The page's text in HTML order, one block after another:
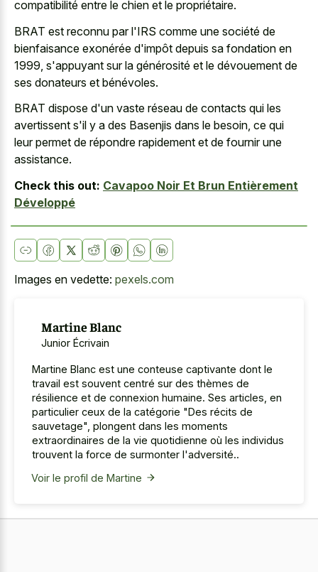
compatibilité entre le chien et le propriétaire.
BRAT est reconnu par l'IRS comme une société de
bienfaisance exonérée d'impôt depuis sa fondation en
1999, s'appuyant sur la générosité et le dévouement de
ses donateurs et bénévoles.
BRAT dispose d'un vaste réseau de contacts qui les
avertissent s'il y a des Basenjis dans le besoin, ce qui
leur permet de répondre rapidement et de fournir une
assistance.
Check this out: Cavapoo Noir Et Brun Entièrement
Développé
Images en vedette: pexels.com
Martine Blanc
Junior Écrivain
Martine Blanc est une conteuse captivante dont le
travail est souvent centré sur des thèmes de
résilience et de connexion humaine. Ses articles, en
particulier ceux de la catégorie "Des récits de
sauvetage", plongent dans les moments
extraordinaires de la vie quotidienne où les individus
trouvent la force de surmonter l'adversité..
Voir le profil de Martine